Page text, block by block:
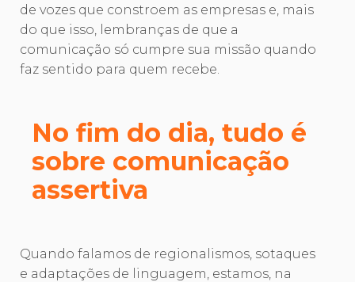
de vozes que constroem as empresas e, mais
do que isso, lembranças de que a
comunicação só cumpre sua missão quando
faz sentido para quem recebe.
No fim do dia, tudo é
sobre comunicação
assertiva
Quando falamos de regionalismos, sotaques
e adaptações de linguagem, estamos, na